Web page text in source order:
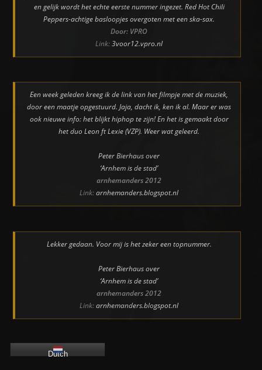
en gelijk wordt het echte eerste nummer ingezet. Red Hot Chili
Peppers-achtige basloopjes overgoten met een ska-sax.
Door: VPRO
Link:3voor12.vpro.nl
Een week geleden kreeg ik de link van het filmpje met de muziek,
door een maatje opgestuurd. Jaja, dacht ik, ken ik al. Maar er was
ook nieuwe info: het blijkt hiphop te zijn! En het is gemaakt door
het duo Leon ft Lexie (VZP). Weer wat geleerd.
Peter Bierhaus over
‘Arnhem is de stad’
arnhemanders 2012
Link:arnhemanders.blogspot.nl
Lekker gedaan. Voor mij is het zeker een topnummer.
Peter Bierhaus over
‘Arnhem is de stad’
arnhemanders 2012
Link:arnhemanders.blogspot.nl
Dutch